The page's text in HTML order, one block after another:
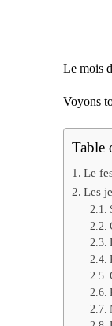
Le mois
Voyons
Table
Le
Les